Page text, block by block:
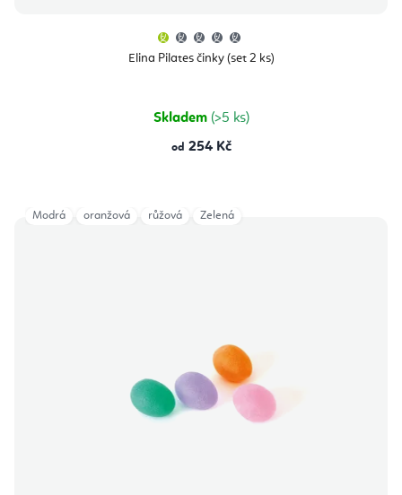
Elina Pilates činky (set 2 ks)
produktu
je
hvězdiček.
Skladem (>5 ks)
od 254 Kč
Modrá oranžová růžová Zelená